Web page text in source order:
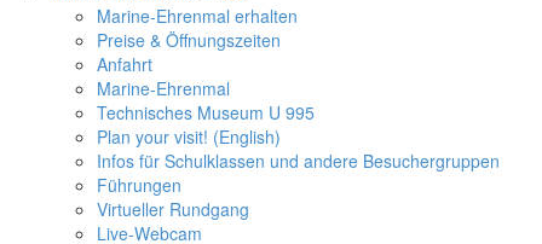
Marine-Ehrenmal erhalten
Preise & Öffnungszeiten
Anfahrt
Marine-Ehrenmal
Technisches Museum U 995
Plan your visit! (English)
Infos für Schulklassen und andere Besuchergruppen
Führungen
Virtueller Rundgang
Live-Webcam